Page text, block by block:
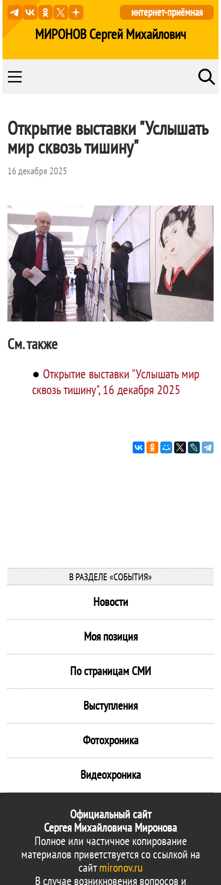
МИРОНОВ Сергей Михайлович
интернет-приёмная
Открытие выставки "Услышать
мир сквозь тишину"
16 декабря 2025
См. также
● Открытие выставки "Услышать мир
сквозь тишину", 16 декабря 2025
В РАЗДЕЛЕ «СОБЫТИЯ»
Новости
Моя позиция
По страницам СМИ
Выступления
Фотохроника
Видеохроника
Официальный сайт
Сергея Михайловича Миронова
Полное или частичное копирование
материалов приветствуется со ссылкой на
сайтmironov.ru
В случае возникновения вопросов и